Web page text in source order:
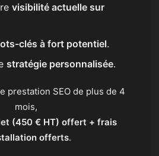
visibilité actuelle sur
clés à fort potentiel.
stratégie personnalisée.
prestation SEO de plus de 4
mois,
(450 € HT) offert + frais
offerts.